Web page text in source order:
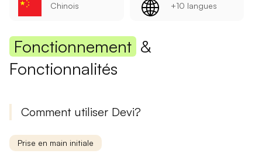
Chinois +10 langues
Fonctionnement &
Fonctionnalités
Comment utiliser Devi?
Prise en main initiale